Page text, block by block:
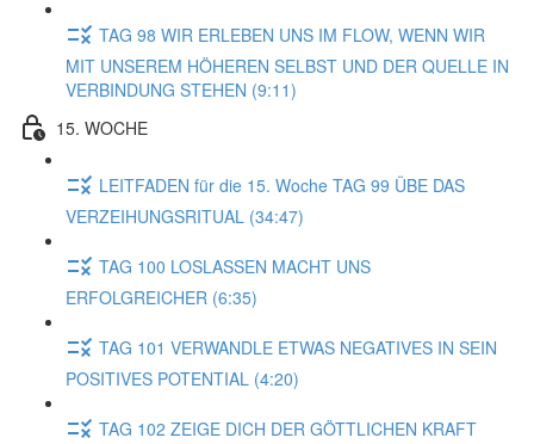
TAG 98 WIR ERLEBEN UNS IM FLOW, WENN WIR
MIT UNSEREM HÖHEREN SELBST UND DER QUELLE IN
VERBINDUNG STEHEN (9:11)
15. WOCHE
LEITFADEN für die 15. Woche TAG 99 ÜBE DAS
VERZEIHUNGSRITUAL (34:47)
TAG 100 LOSLASSEN MACHT UNS
ERFOLGREICHER (6:35)
TAG 101 VERWANDLE ETWAS NEGATIVES IN SEIN
POSITIVES POTENTIAL (4:20)
TAG 102 ZEIGE DICH DER GÖTTLICHEN KRAFT